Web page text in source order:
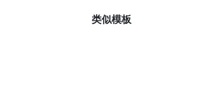
类似模板
了解更多